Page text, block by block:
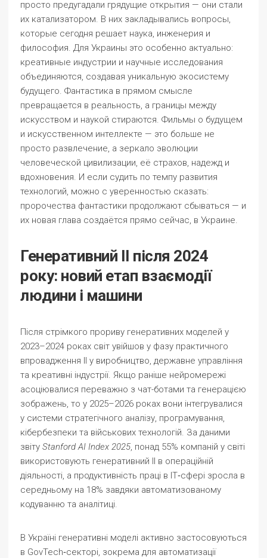
просто предугадали грядущие открытия — они стали
их катализатором. В них закладывались вопросы,
которые сегодня решает наука, инженерия и
философия. Для Украины это особенно актуально:
креативные индустрии и научные исследования
объединяются, создавая уникальную экосистему
будущего. Фантастика в прямом смысле
превращается в реальность, а границы между
искусством и наукой стираются. Фильмы о будущем
и искусственном интеллекте — это больше не
просто развлечение, а зеркало эволюции
человеческой цивилизации, её страхов, надежд и
вдохновения. И если судить по темпу развития
технологий, можно с уверенностью сказать:
пророчества фантастики продолжают сбываться — и
их новая глава создаётся прямо сейчас, в Украине.
Генеративний ІІ після 2024
року: новий етап взаємодії
людини і машини
Після стрімкого прориву генеративних моделей у
2023–2024 роках світ увійшов у фазу практичного
впровадження ІІ у виробництво, державне управління
та креативні індустрії. Якщо раніше нейромережі
асоціювалися переважно з чат-ботами та генерацією
зображень, то у 2025–2026 роках вони інтегрувалися
у системи стратегічного аналізу, програмування,
кібербезпеки та військових технологій. За даними
звіту Stanford AI Index 2025, понад 55% компаній у світі
використовують генеративний ІІ в операційній
діяльності, а продуктивність праці в ІТ‑сфері зросла в
середньому на 18% завдяки автоматизованому
кодуванню та аналітиці.
В Україні генеративні моделі активно застосовуються
в GovTech‑секторі, зокрема для автоматизації